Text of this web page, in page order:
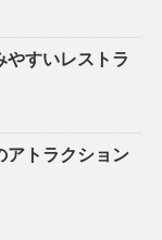
やすいレストラ
アトラクション